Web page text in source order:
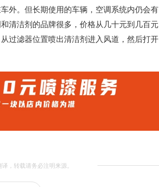
外。但长期使用的车辆，空调系统内仍会有
清洁剂的品牌很多，价格从几十元到几百元
过滤器位置喷出清洁剂进入风道，然后打开
，转载请务必注明来源。